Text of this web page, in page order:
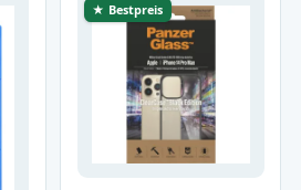
★ Bestpreis